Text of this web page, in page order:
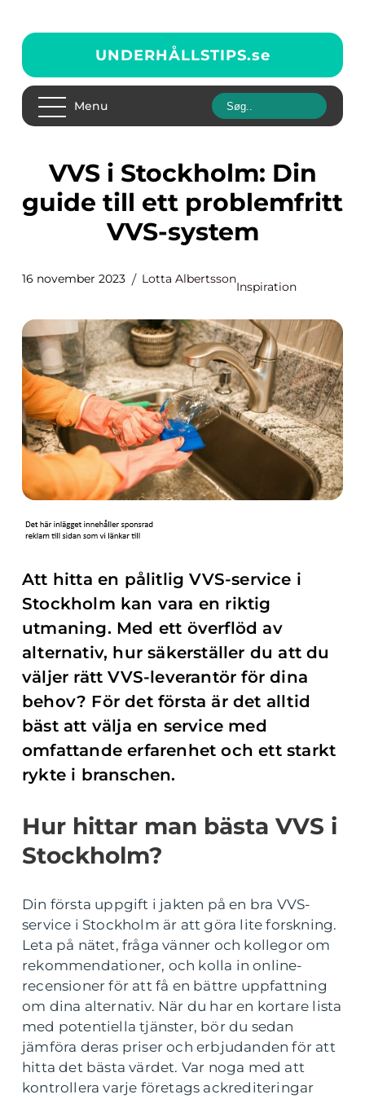
UNDERHÅLLSTIPS.se
Menu
VVS i Stockholm: Din
guide till ett problemfritt
VVS-system
16 november 2023 Lotta Albertsson
Inspiration
Att hitta en pålitlig VVS-service i
Stockholm kan vara en riktig
utmaning. Med ett överflöd av
alternativ, hur säkerställer du att du
väljer rätt VVS-leverantör för dina
behov? För det första är det alltid
bäst att välja en service med
omfattande erfarenhet och ett starkt
rykte i branschen.
Hur hittar man bästa VVS i
Stockholm?
Din första uppgift i jakten på en bra VVS-
service i Stockholm är att göra lite forskning.
Leta på nätet, fråga vänner och kollegor om
rekommendationer, och kolla in online-
recensioner för att få en bättre uppfattning
om dina alternativ. När du har en kortare lista
med potentiella tjänster, bör du sedan
jämföra deras priser och erbjudanden för att
hitta det bästa värdet. Var noga med att
kontrollera varje företags ackrediteringar